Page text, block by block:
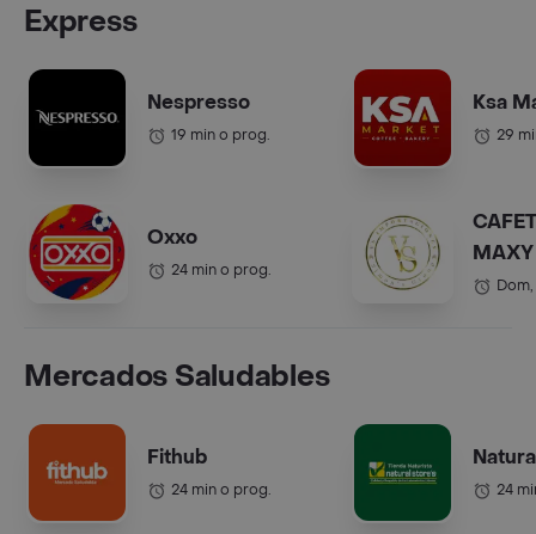
Express
Nespresso
19 min o prog.
Oxxo
24 min o prog.
Ksa
29
COL.).
Mercados Saludables
Fithub
24 min o prog. 24